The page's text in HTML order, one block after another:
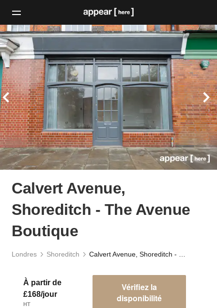
Calvert Avenue,
Shoreditch - The Avenue
Boutique
Londres Shoreditch
À partir de
£168/jour
HT
Vérifiez la
disponibilité